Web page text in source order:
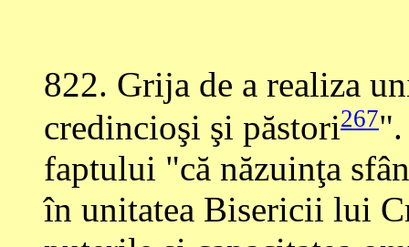
822. Grija de a realiza
credincioşi şi păstori267".
faptului "că năzuinţa
în unitatea Bisericii lui